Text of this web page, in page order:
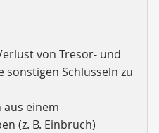
von Tresor- und
sonstigen Schlüsseln zu
aus einem
(z. B. Einbruch)